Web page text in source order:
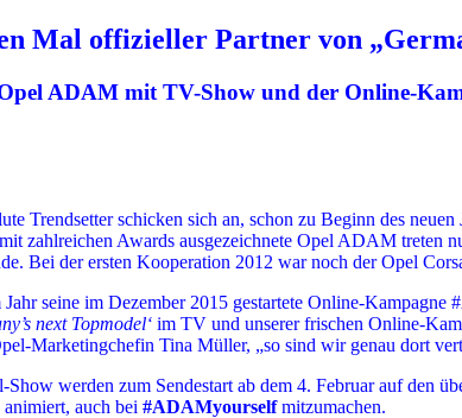
Mal offizieller Partner von
ADAM mit TV-Show und der Online-
Trendsetter schicken sich an, schon zu Beginn des
zahlreichen Awards ausgezeichnete Opel ADAM treten
Bei der ersten Kooperation 2012 war noch der Opel
seine im Dezember 2015 gestartete Online-
next Topmodel‘ im TV und unserer frischen Online-
Marketingchefin Tina Müller, „so sind wir genau dort
werden zum Sendestart ab dem 4. Februar auf den
auch bei #ADAMyourselfmitzumachen.